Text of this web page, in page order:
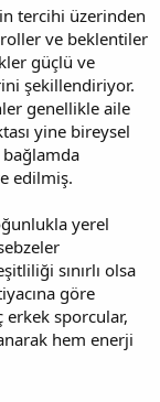
tercihi üzerinden
ve beklentiler
güçlü ve
şekillendiriyor.
genellikle aile
yine bireysel
edilmiş.
yerel
sınırlı olsa
göre
erkek sporcular,
hem enerji